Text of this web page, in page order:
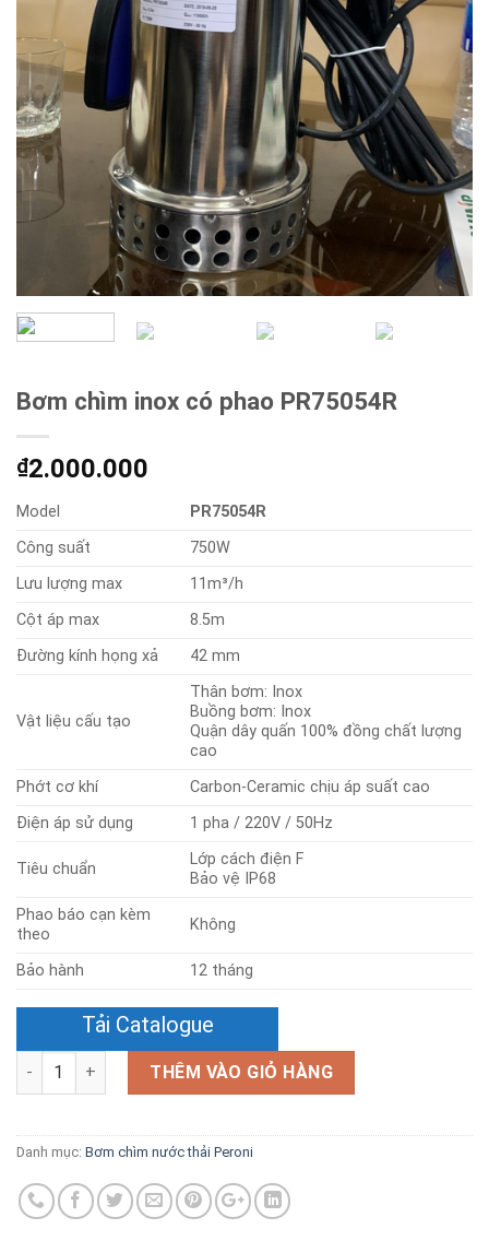
Bơm chìm inox có phao PR75054R
₫2.000.000
Model
PR75054R
Công suất
750W
Lưu lượng max
11m³/h
Cột áp max
8.5m
Đường kính họng xả
42 mm
Vật liệu cấu tạo
Thân bơm: Inox
Buồng bơm: Inox
Quận dây quấn 100% đồng chất lượng
cao
Phớt cơ khí
Carbon-Ceramic chịu áp suất cao
Điện áp sử dụng
1 pha / 220V / 50Hz
Tiêu chuẩn
Lớp cách điện F
Bảo vệ IP68
Phao báo cạn kèm
theo
Không
Bảo hành 12 tháng
Tải Catalogue
Số lượng THÊM VÀO GIỎ HÀNG
Danh mục: Bơm chìm nước thải Peroni